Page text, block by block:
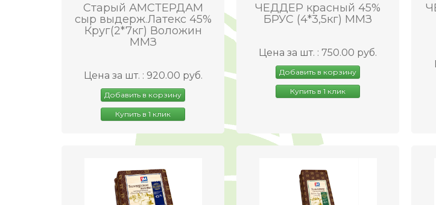
Старый АМСТЕРДАМ
сыр выдерж.Латекс 45%
Круг(2*7кг) Воложин
ММЗ
Цена за шт. : 920.00 руб.
Добавить в корзину
Купить в 1 клик
ЧЕДДЕР красный 45%
БРУС (4*3,5кг) ММЗ
Цена за шт. : 750.00 руб.
Добавить в корзину
Купить в 1 клик